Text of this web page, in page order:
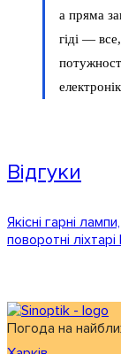
а пряма
гіді —
Відгуки
Якісні гарні
поворотні
Погода на